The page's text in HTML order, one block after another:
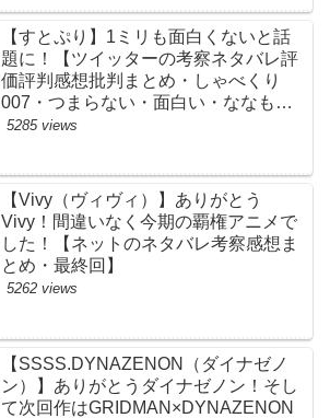
【すとぷり】1ミリも面白くないと話
題に！【ツイッターの考察ネタバレ評
価評判感想批判まとめ・しゃべくり
007・つまらない・面白い・ななも
り。・ジェル・さとみ・ころん・るぅ
5285 views
【Vivy（ヴィヴィ）】ありがとう
Vivy！間違いなく今期の覇権アニメで
した！【ネットのネタバレ考察感想ま
とめ・最終回】
5262 views
【SSSS.DYNAZENON（ダイナゼノ
ン）】ありがとうダイナゼノン！そし
て次回作はGRIDMAN×DYNAZENON